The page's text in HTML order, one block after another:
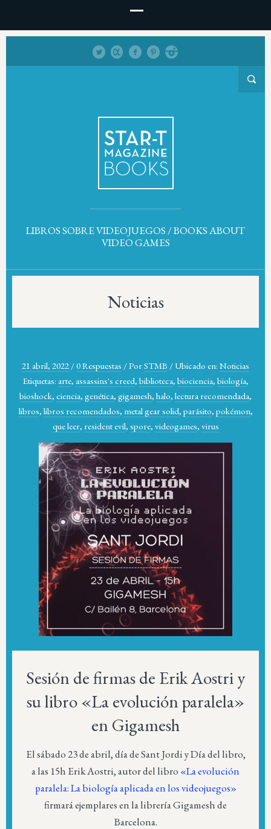
LIBROS SOBRE VIDEOJUEGOS / BOOKS ABOUT
VIDEO GAMES
Noticias
21 abril, 2022 /0 Respuestas /PorSTMB / Ubicado en: Noticias
Etiquetas: arte, assassins's creed, biblioteca, biociencia, biología,
bioshock, ciencia, genética, gigamesh, halo, lectura recomendada,
libros, libros recomendados, metal gear solid, parásito, pokémon,
que leer, resident evil, spore, videogames, virus
Sesión de firmas de Erik Aostri y
su libro «La evolución paralela»
en Gigamesh
El sábado 23 de abril, día de Sant Jordi y Día del libro,
a las 15h Erik Aostri, autor del libro «La evolución
paralela: La biología aplicada en los videojuegos»
firmará ejemplares en la librería Gigamesh de
Barcelona.